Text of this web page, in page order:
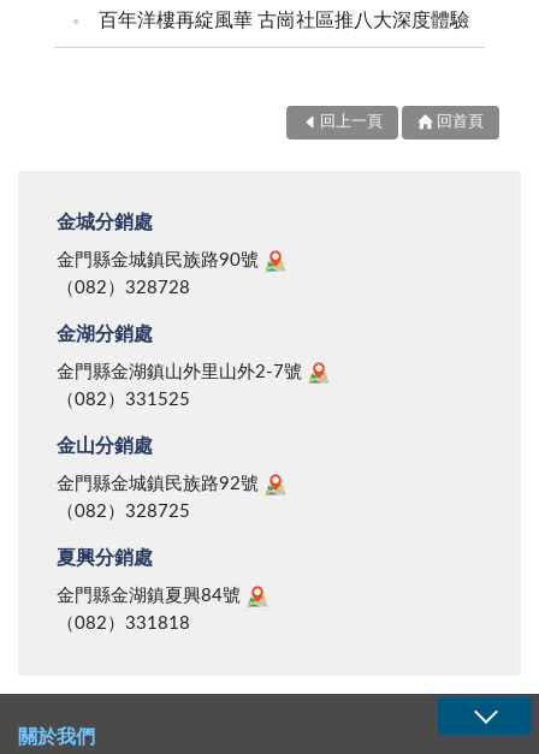
百年洋樓再綻風華 古崗社區推八大深度體驗
回上一頁 回首頁
金城分銷處
金門縣金城鎮民族路90號
（082）328728
金湖分銷處
金門縣金湖鎮山外里山外2-7號
（082）331525
金山分銷處
金門縣金城鎮民族路92號
（082）328725
夏興分銷處
金門縣金湖鎮夏興84號
（082）331818
關於我們